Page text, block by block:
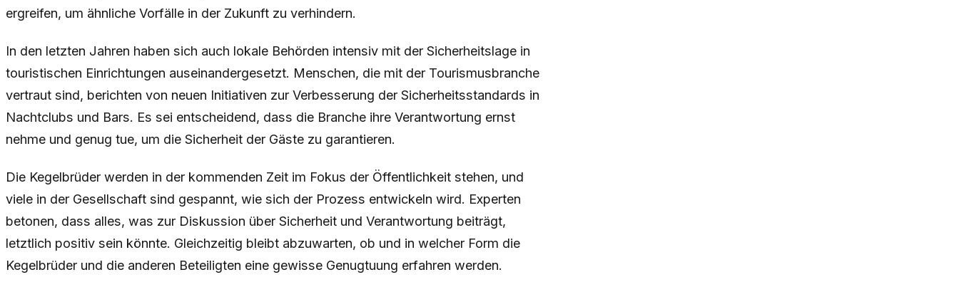
ergreifen, um ähnliche Vorfälle in der Zukunft zu verhindern.
In den letzten Jahren haben sich auch lokale Behörden intensiv mit der Sicherheitslage in
touristischen Einrichtungen auseinandergesetzt. Menschen, die mit der Tourismusbranche
vertraut sind, berichten von neuen Initiativen zur Verbesserung der Sicherheitsstandards in
Nachtclubs und Bars. Es sei entscheidend, dass die Branche ihre Verantwortung ernst
nehme und genug tue, um die Sicherheit der Gäste zu garantieren.
Die Kegelbrüder werden in der kommenden Zeit im Fokus der Öffentlichkeit stehen, und
viele in der Gesellschaft sind gespannt, wie sich der Prozess entwickeln wird. Experten
betonen, dass alles, was zur Diskussion über Sicherheit und Verantwortung beiträgt,
letztlich positiv sein könnte. Gleichzeitig bleibt abzuwarten, ob und in welcher Form die
Kegelbrüder und die anderen Beteiligten eine gewisse Genugtuung erfahren werden.